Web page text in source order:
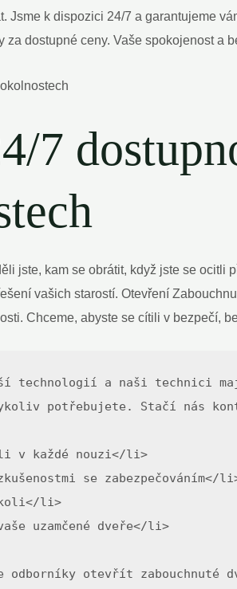
Jsme k dispozici 24/7 a garantujeme
dostupné ceny. Vaše spokojenost a
7
jste, kam se obrátit, když jste se ocitli
vašich starostí. Otevření
Chceme, abyste se cítili v bezpečí,
technologií a naši technici
potřebujete. Stačí nás
v každé nouzi</li>
se zabezpečováním</
li>
uzamčené dveře</li>
odborníky otevřít